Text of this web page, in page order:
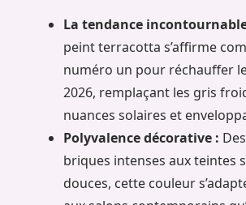
La tendance
peint terracotta s’affirme
numéro un pour réchauffer
2026, remplaçant les gris
nuances solaires et
Polyvalence décorative :
briques intenses aux teintes
douces, cette couleur